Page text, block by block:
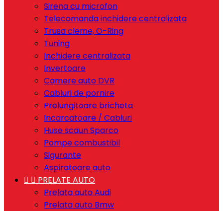
Sirena cu microfon
Telecomanda inchidere centralizata
Trusa cleme, O-Ring
Tuning
Inchidere centralizata
Invertoare
Camere auto DVR
Cabluri de pornire
Prelungitoare bricheta
Incarcatoare / Cabluri
Huse scaun Sparco
Pompe combustibil
Sigurante
Aspiratoare auto
  PRELATE AUTO
Prelata auto Audi
Prelata auto Bmw